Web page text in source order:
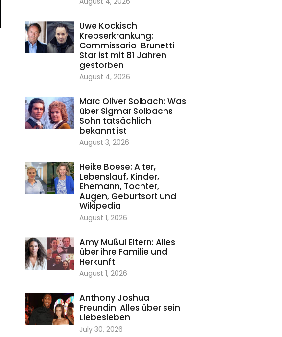
Uwe Kockisch
Krebserkrankung:
Commissario-Brunetti-
Star ist mit 81 Jahren
gestorben
August 4, 2026
Marc Oliver Solbach: Was
über Sigmar Solbachs
Sohn tatsächlich
bekannt ist
August 3, 2026
Heike Boese: Alter,
Lebenslauf, Kinder,
Ehemann, Tochter,
Augen, Geburtsort und
Wikipedia
August 1, 2026
Amy Mußul Eltern: Alles
über ihre Familie und
Herkunft
August 1, 2026
Anthony Joshua
Freundin: Alles über sein
Liebesleben
July 30, 2026